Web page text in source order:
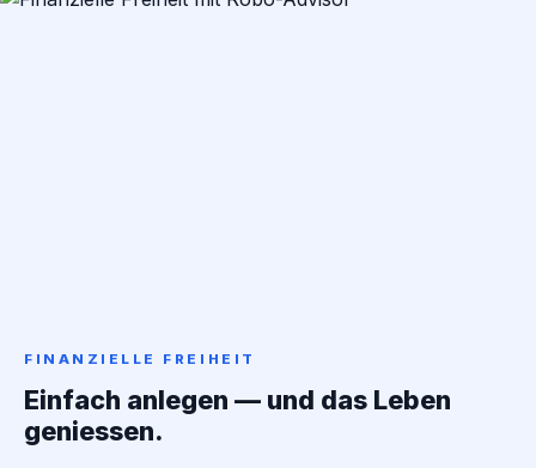
FINANZIELLE FREIHEIT
Einfach anlegen — und das Leben
geniessen.